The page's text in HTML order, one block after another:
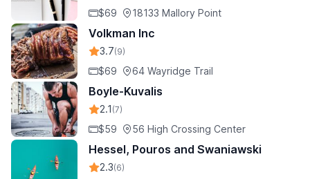
$69 18133 Mallory Point
Volkman Inc
3.7(9)
$69 64 Wayridge Trail
Boyle-Kuvalis
2.1 (7)
$59 56 High Crossing Center
Hessel, Pouros and Swaniawski
2.3(6)